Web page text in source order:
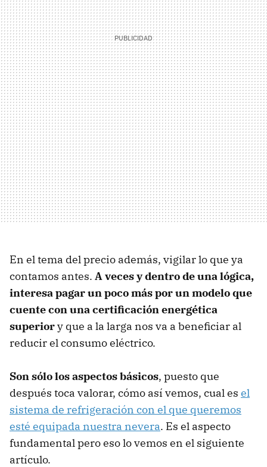
En el tema del precio además, vigilar lo que ya
contamos antes. A veces y dentro de una lógica,
interesa pagar un poco más por un modelo que
cuente con una certificación energética
superiory que a la larga nos va a beneficiar al
reducir el consumo eléctrico.
Son sólo los aspectos básicos, puesto que
después toca valorar, cómo así vemos, cual es el
sistema de refrigeración con el que queremos
esté equipada nuestra nevera. Es el aspecto
fundamental pero eso lo vemos en el siguiente
artículo.